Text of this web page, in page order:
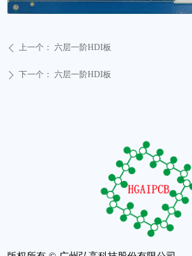
ꄴ 上一个： 六层一阶HDI板
ꄲ 下一个： 六层一阶HDI板